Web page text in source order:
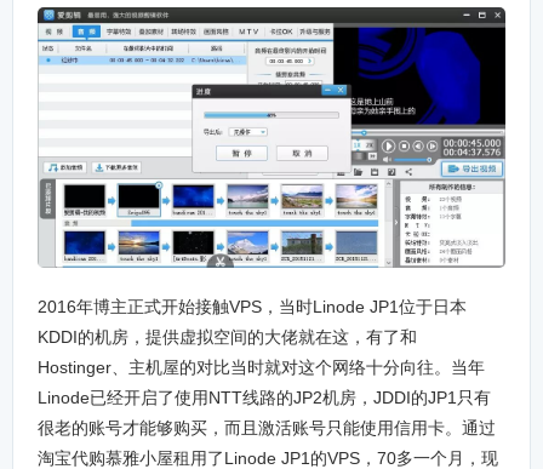
2016年博主正式开始接触VPS，当时Linode JP1位于日本
KDDI的机房，提供虚拟空间的大佬就在这，有了和
Hostinger、主机屋的对比当时就对这个网络十分向往。当年
Linode已经开启了使用NTT线路的JP2机房，JDDI的JP1只有
很老的账号才能够购买，而且激活账号只能使用信用卡。通过
淘宝代购慕雅小屋租用了Linode JP1的VPS，70多一个月，现